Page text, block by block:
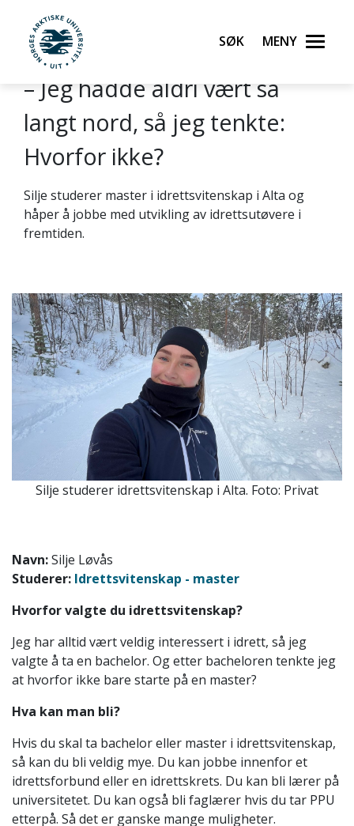
Gå til hovedinnhold
UiT Norges arktiske universitet
Søk Meny
– Jeg hadde aldri vært så
langt nord, så jeg tenkte:
Hvorfor ikke?
Silje studerer master i idrettsvitenskap i Alta og
håper å jobbe med utvikling av idrettsutøvere i
fremtiden.
Silje studerer idrettsvitenskap i Alta. Foto: Privat
Navn:Silje Løvås
Studerer: Idrettsvitenskap - master
Hvorfor valgte du idrettsvitenskap?
Jeg har alltid vært veldig interessert i idrett, så jeg
valgte å ta en bachelor. Og etter bacheloren tenkte jeg
at hvorfor ikke bare starte på en master?
Hva kan man bli?
Hvis du skal ta bachelor eller master i idrettsvitenskap,
så kan du bli veldig mye. Du kan jobbe innenfor et
idrettsforbund eller en idrettskrets. Du kan bli lærer på
universitetet. Du kan også bli faglærer hvis du tar PPU
etterpå. Så det er ganske mange muligheter.